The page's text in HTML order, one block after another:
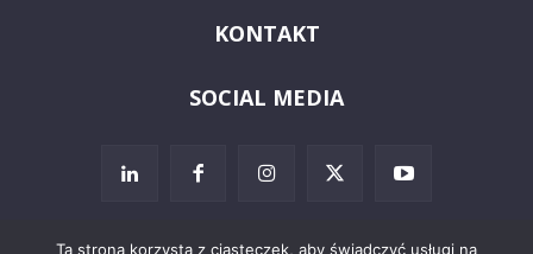
KONTAKT
SOCIAL MEDIA
Ta strona korzysta z ciasteczek, aby świadczyć usługi na